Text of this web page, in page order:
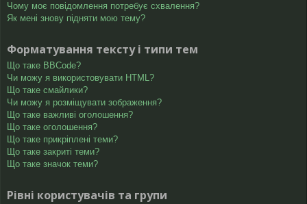
Чому моє повідомлення потребує схвалення?
Як мені знову підняти мою тему?
Форматування тексту і типи тем
Що таке BBCode?
Чи можу я використовувати HTML?
Що таке смайлики?
Чи можу я розміщувати зображення?
Що таке важливі оголошення?
Що таке оголошення?
Що таке прикріплені теми?
Що таке закриті теми?
Що таке значок теми?
Рівні користувачів та групи